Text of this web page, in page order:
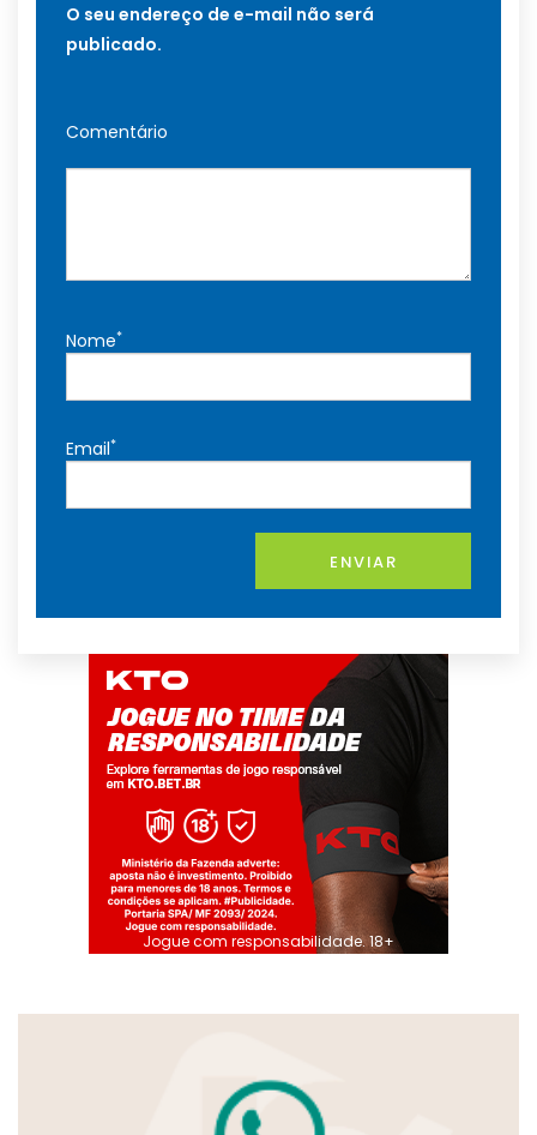
O seu endereço de e-mail não será
publicado.
Comentário
Nome*
Email*
ENVIAR
Jogue com responsabilidade. 18+